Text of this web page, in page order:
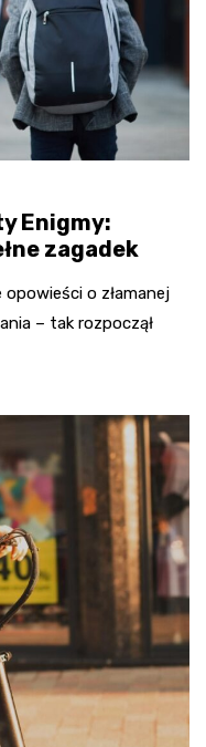
Enigmy:
zagadek
o złamanej
– tak rozpoczął